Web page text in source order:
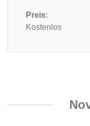
Preis:
Kostenlos